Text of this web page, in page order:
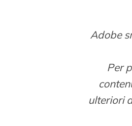
Adobe
Per
ulteriori